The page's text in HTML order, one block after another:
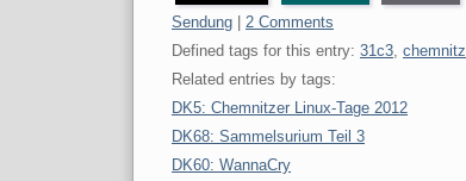
Categories:
Sendung
2 Comments
Defined tags for this entry: 31c3 chemnitz
Related entries by tags:
DK5: Chemnitzer Linux-Tage 2012
DK68: Sammelsurium Teil 3
DK60: WannaCry